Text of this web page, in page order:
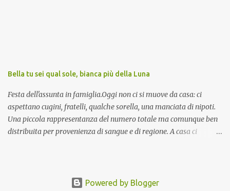
Bella tu sei qual sole, bianca più della Luna
Festa dell'assunta in famiglia.Oggi non ci si muove da casa: ci
aspettano cugini, fratelli, qualche sorella, una manciata di nipoti.
Una piccola rappresentanza del numero totale ma comunque ben
distribuita per provenienza di sangue e di regione. A casa ci
Powered by Blogger